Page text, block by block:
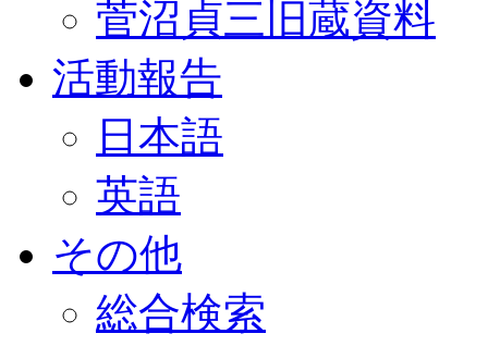
菅沼貞三旧蔵資料
活動報告
日本語
英語
その他
総合検索